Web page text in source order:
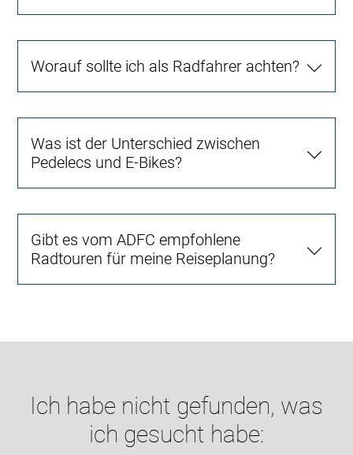
Worauf sollte ich als Radfahrer achten?
Was ist der Unterschied zwischen
Pedelecs und E-Bikes?
Gibt es vom ADFC empfohlene
Radtouren für meine Reiseplanung?
Ich habe nicht gefunden, was
ich gesucht habe: